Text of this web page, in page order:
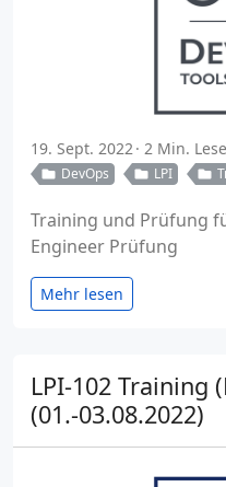
19. Sept. 2022 2 Min.
DevOps
LPI
Training und Prüfung
Engineer Prüfung
Mehr lesen
LPI-102 Training
(01.-03.08.2022)